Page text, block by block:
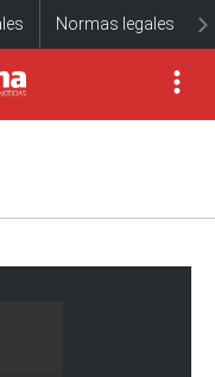
Normas legales